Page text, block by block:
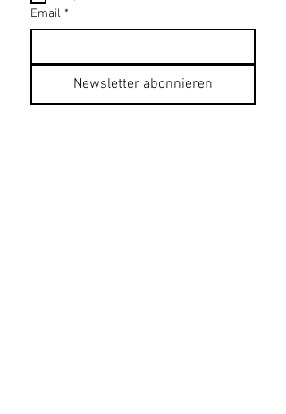
Email *
Newsletter abonnieren